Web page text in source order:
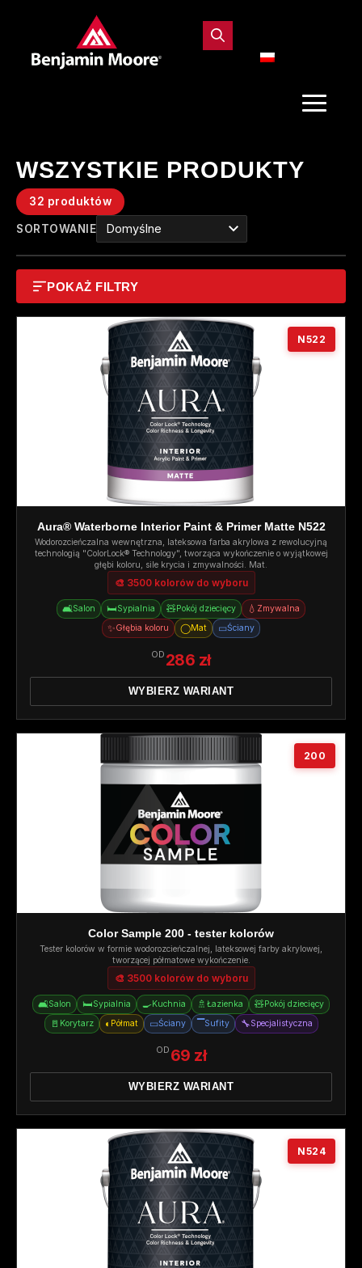
WSZYSTKIE PRODUKTY
32 produktów
SORTOWANIE
POKAŻ FILTRY
N522
Aura® Waterborne Interior Paint & Primer Matte N522
Wodorozcieńczalna wewnętrzna, lateksowa farba akrylowa z rewolucyjną
technologią "ColorLock® Technology", tworząca wykończenie o wyjątkowej
głębi koloru, sile krycia i zmywalności. Mat.
🎨 3500 kolorów do wyboru
🛋️Salon 🛏️Sypialnia 🧸Pokój dziecięcy 💧 Zmywalna
✨Głębia koloru ◯Mat ▭Ściany
OD 286 zł
WYBIERZ WARIANT
200
Color Sample 200 - tester kolorów
Tester kolorów w formie wodorozcieńczalnej, lateksowej farby akrylowej,
tworzącej półmatowe wykończenie.
🎨 3500 kolorów do wyboru
🛋️Salon 🛏️Sypialnia 🍳Kuchnia 🚿 Łazienka 🧸Pokój dziecięcy
🚪 Korytarz ◐ Półmat ▭Ściany ▔Sufity 🔧Specjalistyczna
OD 69 zł
WYBIERZ WARIANT
N524